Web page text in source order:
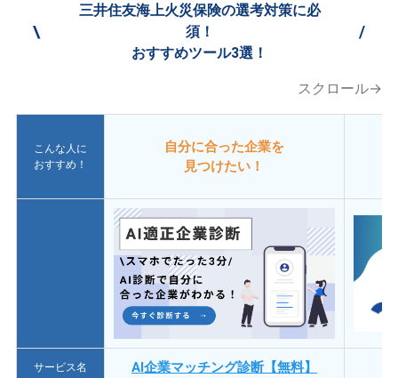
\
三井住友海上火災保険の選考対策に必
須！
おすすめツール3選！
/
スクロール→
こんな人に
おすすめ！
自分に合った企業を
見つけたい！
サービス名 AI企業マッチング診断【無料】